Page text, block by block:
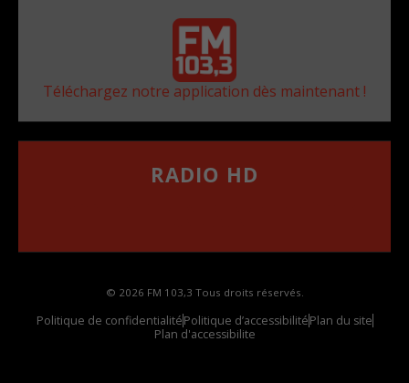
Téléchargez notre application dès maintenant !
RADIO HD
© 2026 FM 103,3 Tous droits réservés.
Politique de confidentialitéPolitique d’accessibilitéPlan du site
Plan d'accessibilite